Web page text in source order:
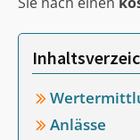
Anlässe